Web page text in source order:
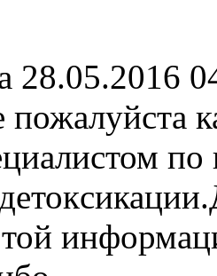
28.05.2016
пожалуйста
той